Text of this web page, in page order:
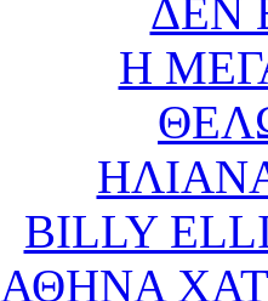
ΔΕΝ
Η
BILLY
ΑΘΗΝΑ